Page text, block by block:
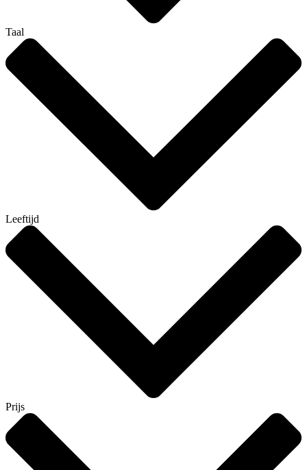
Taal
Leeftijd
Prijs